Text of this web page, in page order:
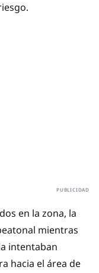
en la zona, la
mientras
intentaban
hacia el área de